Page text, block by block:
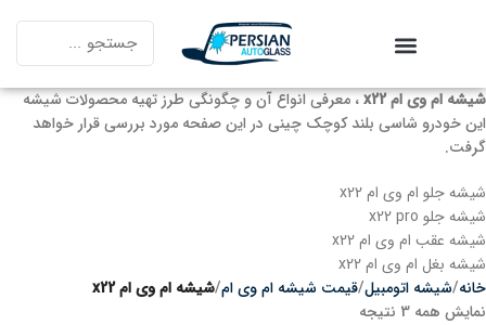
شیشه ام وی ام x22
، معرفی انواع آن و چگونگی طرز تهیه محصولات شیشه
این خودرو شاسی بلند کوچک چینی در این صفحه مورد بررسی قرار خواهد
گرفت.
شیشه جلو ام وی ام x22
شیشه جلو x22 pro
شیشه عقب ام وی ام x22
شیشه بغل ام وی ام x22
خانه شیشه اتومبیل قیمت شیشه ام وی ام شیشه ام وی ام x22
نمایش همه 3 نتیجه